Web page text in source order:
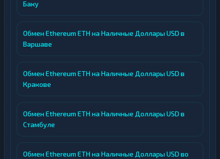
Баку
Обмен Ethereum ETH на Наличные Доллары USD в
Варшаве
Обмен Ethereum ETH на Наличные Доллары USD в
Кракове
Обмен Ethereum ETH на Наличные Доллары USD в
Стамбуле
Обмен Ethereum ETH на Наличные Доллары USD во